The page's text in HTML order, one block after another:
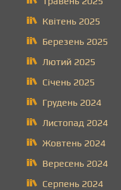
Квітень 2025
Березень 2025
Лютий 2025
Січень 2025
Грудень 2024
Листопад 2024
Жовтень 2024
Вересень 2024
Серпень 2024